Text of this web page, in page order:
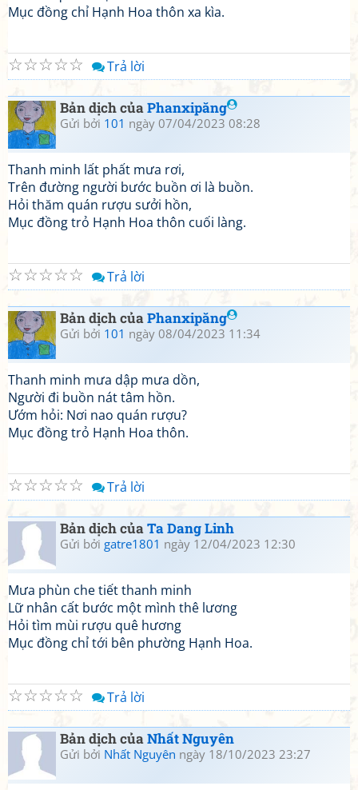
Mục đồng chỉ Hạnh Hoa thôn xa kìa.
☆
☆
☆
☆
☆ Trả lời
Bản dịch củaPhanxipăng
Gửi bởi 101 ngày 07/04/2023 08:28
Thanh minh lất phất mưa rơi,
Trên đường người bước buồn ơi là buồn.
Hỏi thăm quán rượu sưởi hồn,
Mục đồng trỏ Hạnh Hoa thôn cuối làng.
☆
☆
☆
☆
☆ Trả lời
Bản dịch củaPhanxipăng
Gửi bởi 101 ngày 08/04/2023 11:34
Thanh minh mưa dập mưa dồn,
Người đi buồn nát tâm hồn.
Ướm hỏi: Nơi nao quán rượu?
Mục đồng trỏ Hạnh Hoa thôn.
☆
☆
☆
☆
☆ Trả lời
Bản dịch củaTa Dang Linh
Gửi bởi gatre1801 ngày 12/04/2023 12:30
Mưa phùn che tiết thanh minh
Lữ nhân cất bước một mình thê lương
Hỏi tìm mùi rượu quê hương
Mục đồng chỉ tới bên phường Hạnh Hoa.
☆
☆
☆
☆
☆ Trả lời
Bản dịch củaNhất Nguyên
Gửi bởi Nhất Nguyên ngày 18/10/2023 23:27